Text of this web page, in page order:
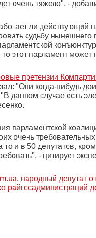
очень тяжело", -
ли действующий
судьбу
этот парламент
претензии
"Они когда-нибудь
данном случае есть
парламентской
очень
то и в 50 депутатов,
- цитирует
, народный депутат
райгосадминистраций